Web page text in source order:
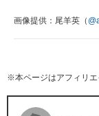
画像提供：尾羊英（
※本ページはアフィリ